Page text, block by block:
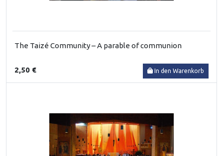
The Taizé Community – A parable of communion
2,50 € In den Warenkorb